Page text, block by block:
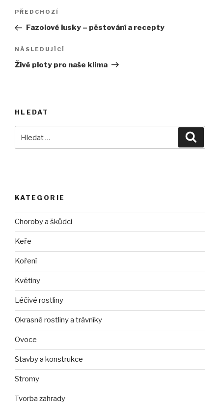
Navigace
příspěvek
Předchozí
příspěvek
PŘEDCHOZÍ
Fazolové lusky – pěstování a recepty
Následující
příspěvek
NÁSLEDUJÍCÍ
Živé ploty pro naše klima
HLEDAT
KATEGORIE
Choroby a škůdci
Keře
Koření
Květiny
Léčivé rostliny
Okrasné rostliny a trávníky
Ovoce
Stavby a konstrukce
Stromy
Tvorba zahrady